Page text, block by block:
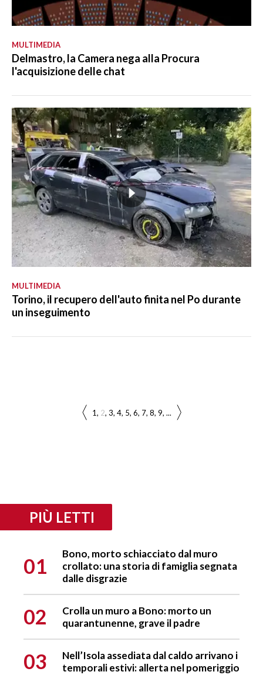
MULTIMEDIA
Delmastro, la Camera nega alla Procura
l'acquisizione delle chat
MULTIMEDIA
Torino, il recupero dell'auto finita nel Po durante
un inseguimento
1 2 3 4 5 6 7 8 9 ...
PIÙ LETTI
01
Bono, morto schiacciato dal muro
crollato: una storia di famiglia segnata
dalle disgrazie
02
Crolla un muro a Bono: morto un
quarantunenne, grave il padre
03
Nell’Isola assediata dal caldo arrivano i
temporali estivi: allerta nel pomeriggio